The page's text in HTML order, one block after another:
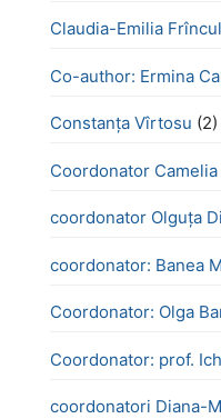
Claudia-Emilia
Co-author: Ermina
Constanța Vîrtosu (2)
Coordonator
coordonator Olguța
coordonator: Banea
Coordonator: Olga
Coordonator: prof.
coordonatori Diana-